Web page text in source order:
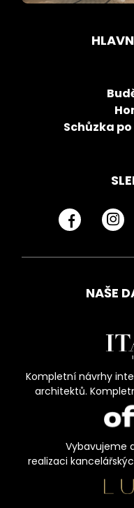
Schůzka
NAŠE
Kompletní návrhy
architektů.
Vybavujeme
realizaci